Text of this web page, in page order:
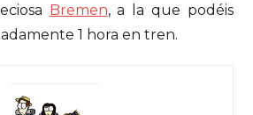
Bremen, a la que podéis
1 hora en tren.